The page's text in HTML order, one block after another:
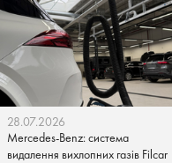
28.07.2026
Mercedes-Benz: система
видалення вихлопних газів Filcar